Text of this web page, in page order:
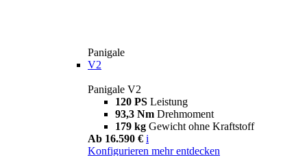
Panigale
V2
Panigale V2
120 PS Leistung
93,3 Nm Drehmoment
179 kg Gewicht ohne Kraftstoff
Ab 16.590 € i
Konfigurieren mehr entdecken